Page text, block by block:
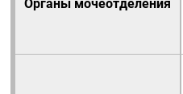
Органы мочеотделения